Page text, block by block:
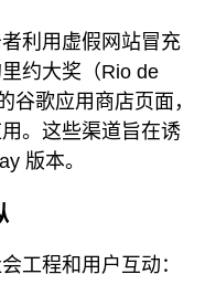
利用虚假网站冒充
约大奖（Rio de
谷歌应用商店页面，
。这些渠道旨在诱
版本。
工程和用户互动：